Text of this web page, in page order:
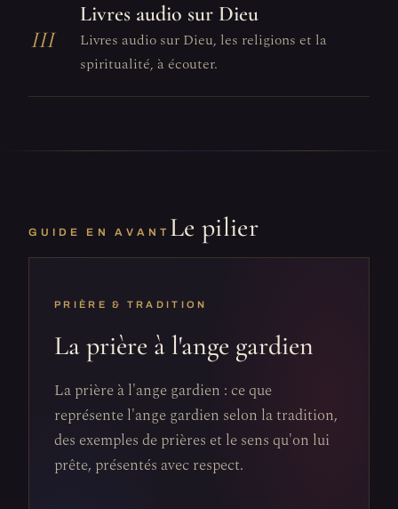
III
Livres audio sur Dieu
Livres audio sur Dieu, les religions et la
spiritualité, à écouter.
GUIDE EN AVANT Le pilier
PRIÈRE & TRADITION
La prière à l'ange gardien
La prière à l'ange gardien : ce que
représente l'ange gardien selon la tradition,
des exemples de prières et le sens qu'on lui
prête, présentés avec respect.